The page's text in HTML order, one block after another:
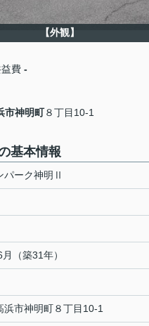
【外観】
費 -
市神明町８丁目10-1
基本情報
パーク神明Ⅱ
（築31年）
浜市神明町８丁目10-1